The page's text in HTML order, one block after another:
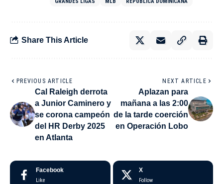
Share This Article
PREVIOUS ARTICLE
Cal Raleigh derrota
a Junior Caminero y
se corona campeón
del HR Derby 2025
en Atlanta
NEXT ARTICLE
Aplazan para
mañana a las 2:00
de la tarde coerción
en Operación Lobo
Facebook
Like
X
Follow